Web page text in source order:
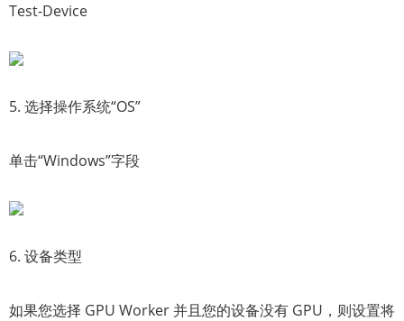
Test-Device
5. 选择操作系统“OS”
单击“Windows”字段
6. 设备类型
如果您选择 GPU Worker 并且您的设备没有 GPU，则设置将